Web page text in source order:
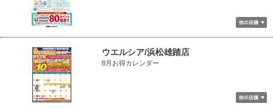
ウエルシア/浜松雄踏店
8月お得カレンダー